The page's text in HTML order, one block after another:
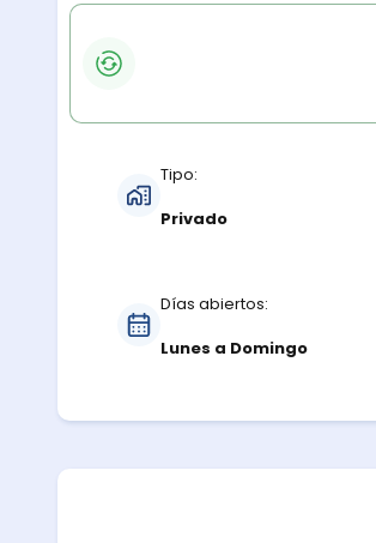
Modalidades de renta
Tipo:
Privado
Días abiertos:
Lunes a Domingo